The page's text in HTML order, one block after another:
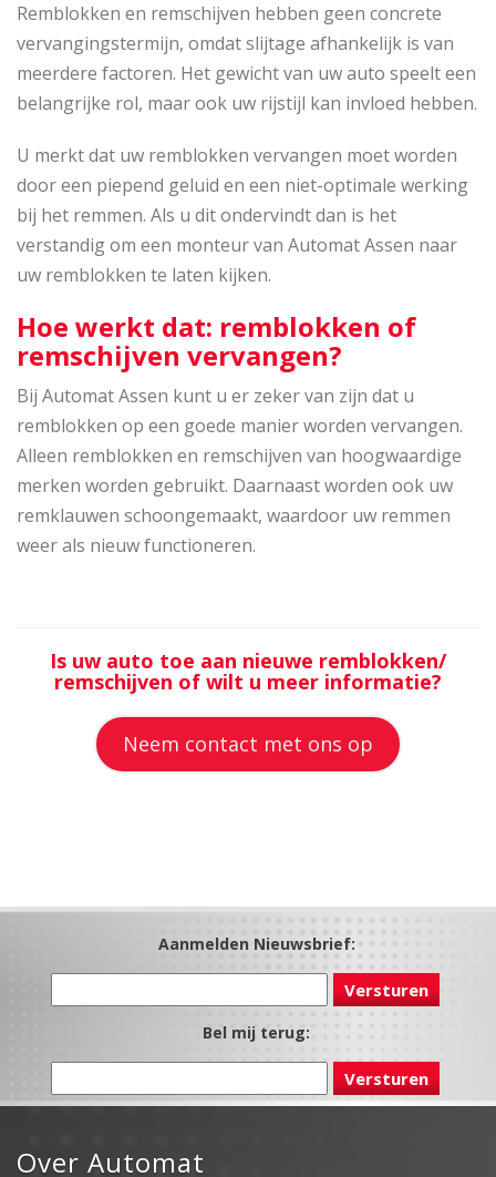
Remblokken en remschijven hebben geen concrete
vervangingstermijn, omdat slijtage afhankelijk is van
meerdere factoren. Het gewicht van uw auto speelt een
belangrijke rol, maar ook uw rijstijl kan invloed hebben.
U merkt dat uw remblokken vervangen moet worden
door een piepend geluid en een niet-optimale werking
bij het remmen. Als u dit ondervindt dan is het
verstandig om een monteur van Automat Assen naar
uw remblokken te laten kijken.
Hoe werkt dat: remblokken of
remschijven vervangen?
Bij Automat Assen kunt u er zeker van zijn dat u
remblokken op een goede manier worden vervangen.
Alleen remblokken en remschijven van hoogwaardige
merken worden gebruikt. Daarnaast worden ook uw
remklauwen schoongemaakt, waardoor uw remmen
weer als nieuw functioneren.
Is uw auto toe aan nieuwe remblokken/
remschijven of wilt u meer informatie?
Neem contact met ons op
Aanmelden Nieuwsbrief:
Bel mij terug:
Over Automat